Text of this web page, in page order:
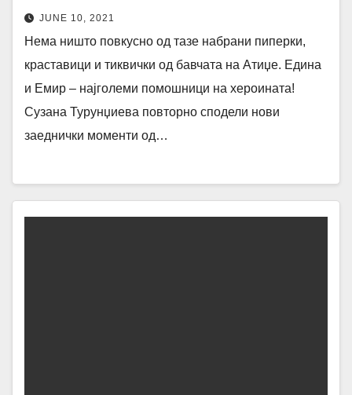
JUNE 10, 2021
Нема ништо повкусно од тазе набрани пиперки,
краставици и тиквички од бавчата на Атиџе. Едина
и Емир – најголеми помошници на хероината!
Сузана Турунџиева повторно сподели нови
заеднички моменти од…